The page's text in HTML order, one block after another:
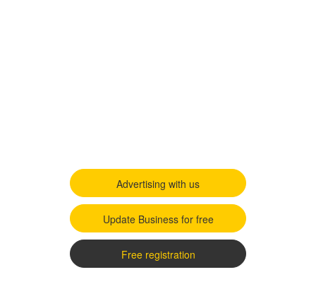
Advertising with us
Update Business for free
Free registration